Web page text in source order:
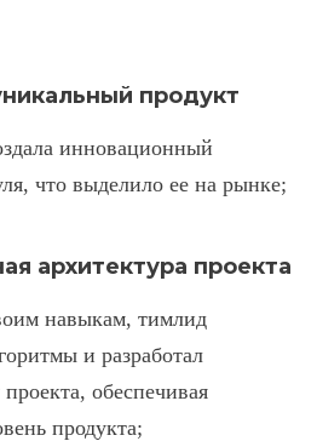
продукт
инновационный
что выделило ее на рынке;
архитектура проекта
навыкам, тимлид
и разработал
обеспечивая
продукта;